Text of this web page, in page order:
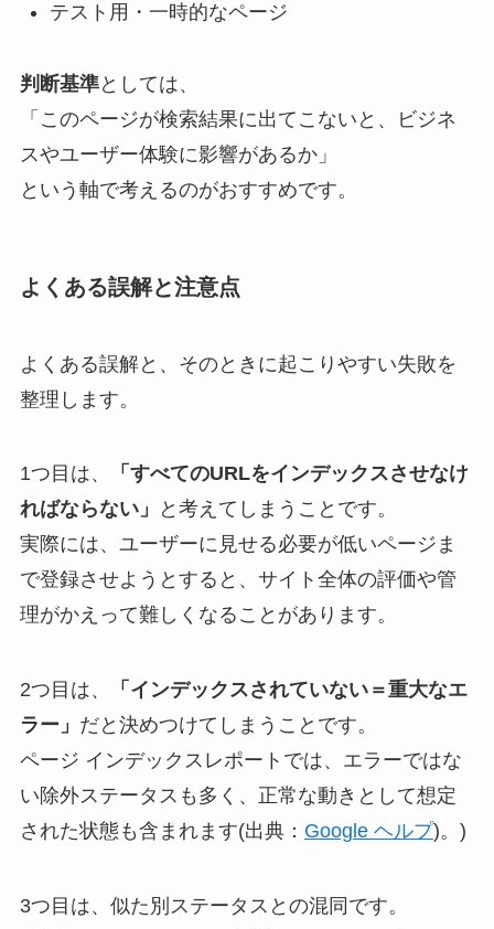
テスト用・一時的なページ
判断基準としては、
「このページが検索結果に出てこないと、ビジネ
スやユーザー体験に影響があるか」
という軸で考えるのがおすすめです。
よくある誤解と注意点
よくある誤解と、そのときに起こりやすい失敗を
整理します。
1つ目は、
「すべてのURLをインデックスさせなけ
ればならない」
と考えてしまうことです。
実際には、ユーザーに見せる必要が低いページま
で登録させようとすると、サイト全体の評価や管
理がかえって難しくなることがあります。
2つ目は、
「インデックスされていない＝重大なエ
ラー」 だと決めつけてしまうことです。
ページ インデックスレポートでは、エラーではな
い除外ステータスも多く、正常な動きとして想定
された状態も含まれます(出典： Google ヘルプ)。)
3つ目は、似た別ステータスとの混同です。